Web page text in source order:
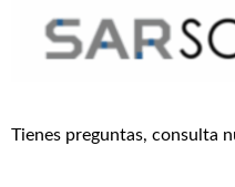
Tienes preguntas, consulta